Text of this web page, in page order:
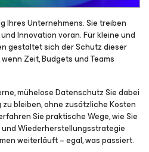
Ihres Unternehmens. Sie treiben
Innovation voran. Für kleine und
gestaltet sich der Schutz dieser
Zeit, Budgets und Teams
mühelose Datenschutz Sie dabei
bleiben, ohne zusätzliche Kosten
Sie praktische Wege, wie Sie
Wiederherstellungsstrategie
weiterläuft – egal, was passiert.